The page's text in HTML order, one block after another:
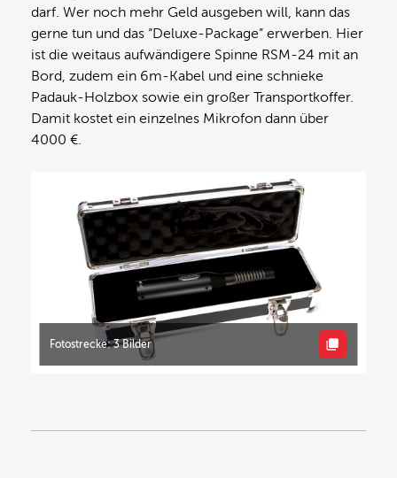
darf. Wer noch mehr Geld ausgeben will, kann das
gerne tun und das “Deluxe-Package” erwerben. Hier
ist die weitaus aufwändigere Spinne RSM-24 mit an
Bord, zudem ein 6m-Kabel und eine schnieke
Padauk-Holzbox sowie ein großer Transportkoffer.
Damit kostet ein einzelnes Mikrofon dann über
4000 €.
Fotostrecke: 3 Bilder